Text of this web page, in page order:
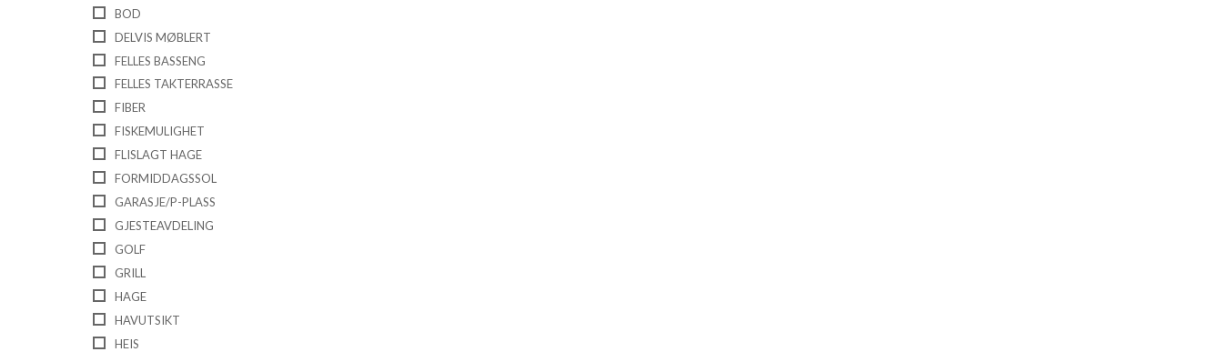
BOD
DELVIS MØBLERT
FELLES BASSENG
FELLES TAKTERRASSE
FIBER
FISKEMULIGHET
FLISLAGT HAGE
FORMIDDAGSSOL
GARASJE/P-PLASS
GJESTEAVDELING
GOLF
GRILL
HAGE
HAVUTSIKT
HEIS